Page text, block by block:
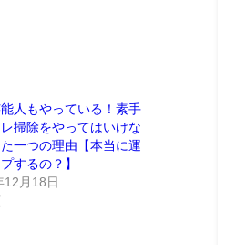
人もやっている！素手
掃除をやってはいけな
一つの理由【本当に運
するの？】
12月18日